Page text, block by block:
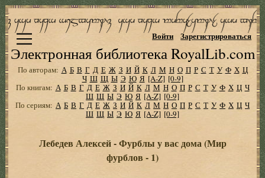
Электронная библиотека RoyalLib.com
Войти Зарегистрироваться
По авторам: А Б В Г Д Е Ж З И Й К Л М Н О П Р С Т У Ф Х Ц
Ч Ш Щ Ы Э Ю Я [A-Z] [0-9]
По книгам: А Б В Г Д Е Ж З И Й К Л М Н О П Р С Т У Ф Х Ц Ч
Ш Щ Ы Э Ю Я [A-Z] [0-9]
По сериям: А Б В Г Д Е Ж З И Й К Л М Н О П Р С Т У Ф Х Ц Ч
Ш Щ Ы Э Ю Я [A-Z] [0-9]
Лебедев Алексей - Фурблы у вас дома (Мир
фурблов - 1)